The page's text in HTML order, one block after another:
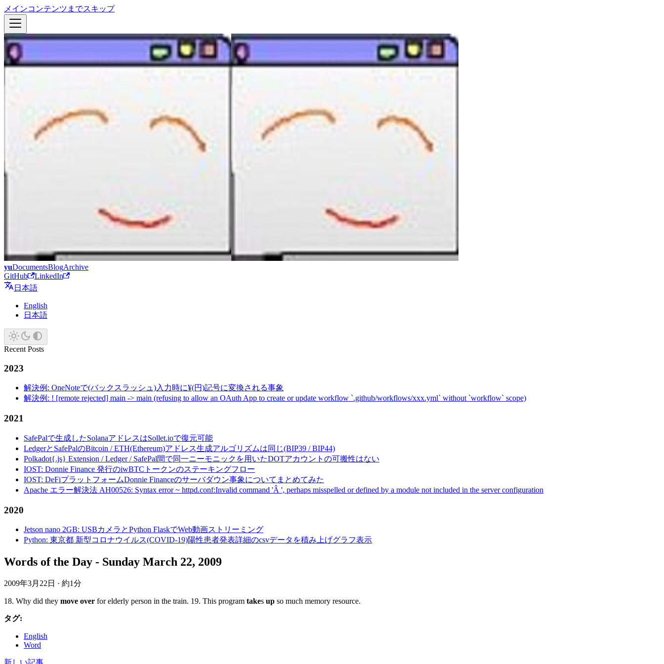
メインコンテンツまでスキップ
yuDocumentsBlogArchive
GitHub
LinkedIn
日本語
English
日本語
Recent Posts
2023
解決例: OneNoteで(バックスラッシュ)入力時に¥(円)記号に変換される事象
解決例: ! [remote rejected] main -> main (refusing to allow an OAuth App to create or update workflow `.github/workflows/xxx.yml` without `workflow` scope)
2021
SafePalで生成したSolanaアドレスはSollet.ioで復元可能
LedgerとSafePalのBitcoin / ETH(Ethereum)アドレス生成アルゴリズムは同じ(BIP39 / BIP44)
Polkadot{.js} Extension / Ledger / SafePal間で同一ニーモニックを用いたDOTアカウントの可搬性はない
IOST: Donnie Finance 発行のiwBTCトークンのステーキングフロー
IOST: DeFiプラットフォームDonnie Financeのサーバダウン事象についてまとめてみた
Apache エラー解決法 AH00526: Syntax error ~ httpd.conf:Invalid command 'Â ', perhaps misspelled or defined by a module not included in the server configuration
2020
Jetson nano 2GB: USBカメラとPython FlaskでWeb動画ストリーミング
Python: 東京都 新型コロナウイルス(COVID-19)陽性患者発表詳細のcsvデータを積み上げグラフ表示
Words of the Day - Sunday March 22, 2009
2009年3月22日 · 約1分
18. Why did they move over for elderly person in the train. 19. This program takes up so much memory resource.
タグ:
English
Word